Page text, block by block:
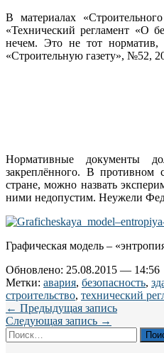
В материалах
«Технический регламент «О
нечем. Это не тот норматив,
«Строительную газету», №52,
Нормативные документы
закреплённого. В противном
стране, можно назвать
ними недопустим. Неужели
Графическая модель –
Обновлено: 25.08.2015 — 14:56
Метки: авария, безопасность,
строительство, технический
← Предыдущая запись
Следующая запись →
Найти: